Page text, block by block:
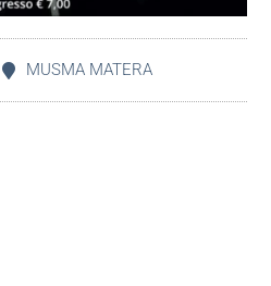
MUSMA MATERA